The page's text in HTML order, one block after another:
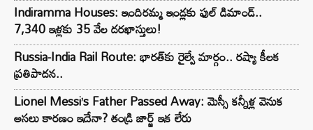
Indiramma Houses: ఇందిరమ్మ ఇండ్లకు ఫుల్ డిమాండ్..
7,340 ఇళ్లకు 35 వేల దరఖాస్తులు!
Russia-India Rail Route: భారత్‌కు రైల్వే మార్గం.. రష్యా కీలక
ప్రతిపాదన..
Lionel Messi’s Father Passed Away: మెస్సీ కన్నీళ్ల వెనుక
అసలు కారణం ఇదేనా? తండ్రి జార్జ్ ఇక లేరు